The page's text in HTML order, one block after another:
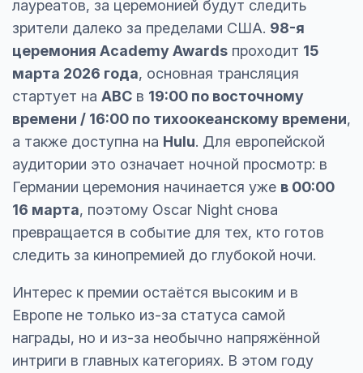
лауреатов, за церемонией будут следить
зрители далеко за пределами США. 98-я
церемония Academy Awards проходит 15
марта 2026 года, основная трансляция
стартует на ABC в 19:00 по восточному
времени / 16:00 по тихоокеанскому времени,
а также доступна на Hulu. Для европейской
аудитории это означает ночной просмотр: в
Германии церемония начинается уже в 00:00
16 марта, поэтому Oscar Night снова
превращается в событие для тех, кто готов
следить за кинопремией до глубокой ночи.
Интерес к премии остаётся высоким и в
Европе не только из-за статуса самой
награды, но и из-за необычно напряжённой
интриги в главных категориях. В этом году